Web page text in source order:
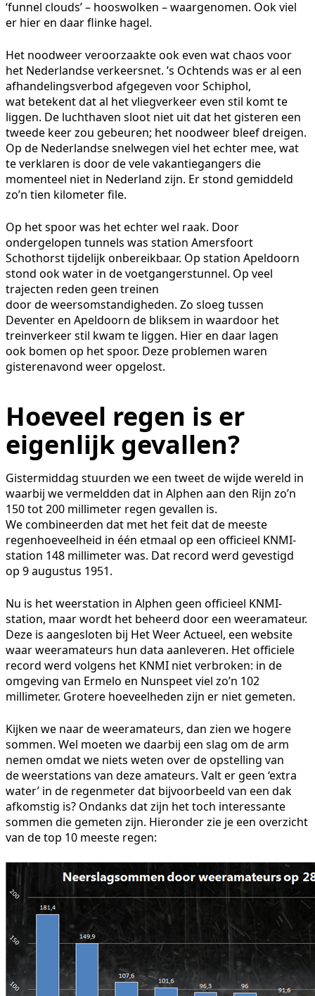
‘funnel clouds’ – hooswolken – waargenomen. Ook viel
er hier en daar flinke hagel.
Het noodweer veroorzaakte ook even wat chaos voor
het Nederlandse verkeersnet. ’s Ochtends was er al een
afhandelingsverbod afgegeven voor Schiphol,
wat betekent dat al het vliegverkeer even stil komt te
liggen. De luchthaven sloot niet uit dat het gisteren een
tweede keer zou gebeuren; het noodweer bleef dreigen.
Op de Nederlandse snelwegen viel het echter mee, wat
te verklaren is door de vele vakantiegangers die
momenteel niet in Nederland zijn. Er stond gemiddeld
zo’n tien kilometer file.
Op het spoor was het echter wel raak. Door
ondergelopen tunnels was station Amersfoort
Schothorst tijdelijk onbereikbaar. Op station Apeldoorn
stond ook water in de voetgangerstunnel. Op veel
trajecten reden geen treinen
door de weersomstandigheden. Zo sloeg tussen
Deventer en Apeldoorn de bliksem in waardoor het
treinverkeer stil kwam te liggen. Hier en daar lagen
ook bomen op het spoor. Deze problemen waren
gisterenavond weer opgelost.
Hoeveel regen is er
eigenlijk gevallen?
Gistermiddag stuurden we een tweet de wijde wereld in
waarbij we vermeldden dat in Alphen aan den Rijn zo’n
150 tot 200 millimeter regen gevallen is.
We combineerden dat met het feit dat de meeste
regenhoeveelheid in één etmaal op een officieel KNMI-
station 148 millimeter was. Dat record werd gevestigd
op 9 augustus 1951.
Nu is het weerstation in Alphen geen officieel KNMI-
station, maar wordt het beheerd door een weeramateur.
Deze is aangesloten bij Het Weer Actueel, een website
waar weeramateurs hun data aanleveren. Het officiele
record werd volgens het KNMI niet verbroken: in de
omgeving van Ermelo en Nunspeet viel zo’n 102
millimeter. Grotere hoeveelheden zijn er niet gemeten.
Kijken we naar de weeramateurs, dan zien we hogere
sommen. Wel moeten we daarbij een slag om de arm
nemen omdat we niets weten over de opstelling van
de weerstations van deze amateurs. Valt er geen ‘extra
water’ in de regenmeter dat bijvoorbeeld van een dak
afkomstig is? Ondanks dat zijn het toch interessante
sommen die gemeten zijn. Hieronder zie je een overzicht
van de top 10 meeste regen: